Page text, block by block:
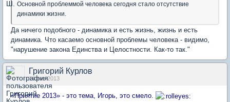
Основной проблеммой человека сегодня стало отсутствие
динамики жизни.
Да ничего подобного - динамика и есть жизнь, жизнь и есть
динамика. Что касаемо основной проблемы человека - видимо,
"нарушение закона Единства и Целостности. Как-то так."
Григорий Курлов
14 янв 2013
«Приятие 2013» - это тема, Игорь, это смело.